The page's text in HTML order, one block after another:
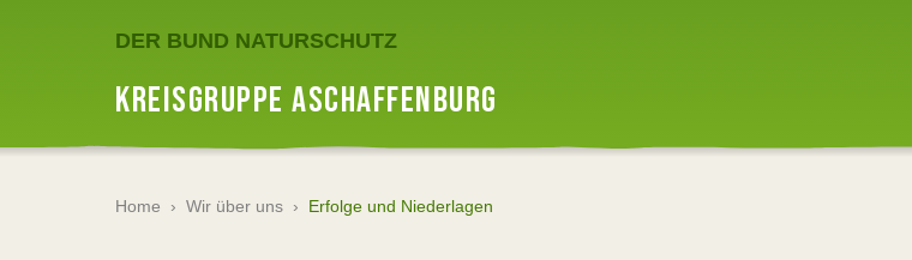
DER BUND NATURSCHUTZ
KREISGRUPPE ASCHAFFENBURG
Home › Wir über uns › Erfolge und Niederlagen